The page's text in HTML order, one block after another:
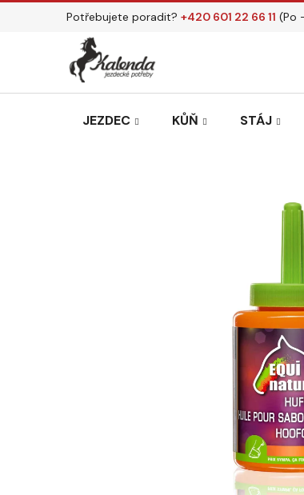
Přejít
Potřebujete poradit? +420 601 22 66 11 (Po
JEZDEC KŮŇ STÁJ